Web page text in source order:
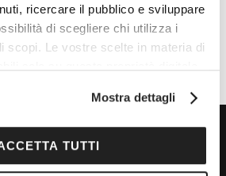
ricercare il pubblico e sviluppare
di scegliere chi utilizza i
scopi. Le vostre scelte in materia di
il proprio consenso in qualsiasi
della privacy.
Mostra dettagli
TUTTI
+ Google Maps